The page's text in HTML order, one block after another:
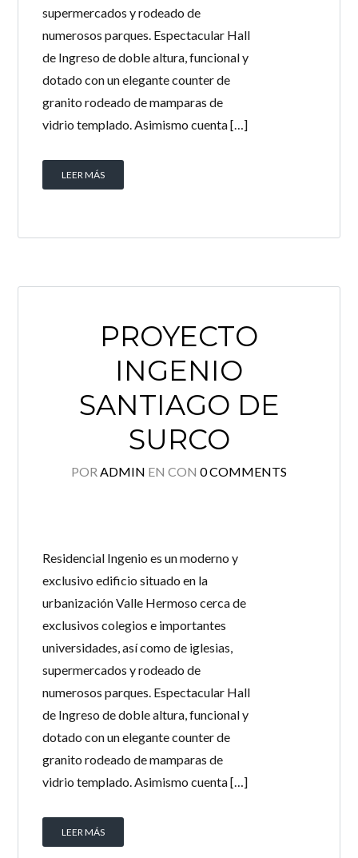
supermercados y rodeado de
numerosos parques. Espectacular Hall
de Ingreso de doble altura, funcional y
dotado con un elegante counter de
granito rodeado de mamparas de
vidrio templado. Asimismo cuenta […]
LEER MÁS
PROYECTO
INGENIO
SANTIAGO DE
SURCO
POR ADMIN EN CON 0 COMMENTS
Residencial Ingenio es un moderno y
exclusivo edificio situado en la
urbanización Valle Hermoso cerca de
exclusivos colegios e importantes
universidades, así como de iglesias,
supermercados y rodeado de
numerosos parques. Espectacular Hall
de Ingreso de doble altura, funcional y
dotado con un elegante counter de
granito rodeado de mamparas de
vidrio templado. Asimismo cuenta […]
LEER MÁS